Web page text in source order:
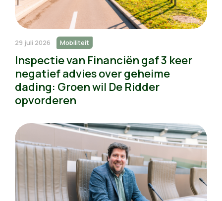
29 juli 2026 Mobiliteit
Inspectie van Financiën gaf 3 keer
negatief advies over geheime
dading: Groen wil De Ridder
opvorderen